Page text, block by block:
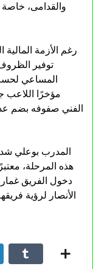
والقدامى، خاصة
رغم الأزمة المالية
توفير
المساعي
مؤخرًا اللاعب
الفني صفوفه بضم
المدرب بوعلي
هذه المرحلة،
دخول الفريق
الأنصار لرؤية